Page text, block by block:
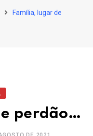
Família, lugar de
perdão…